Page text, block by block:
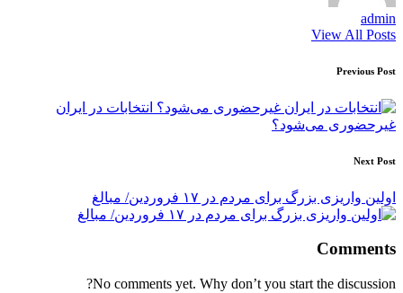
admin
View All Posts
Post
navigation
Previous Post
انتخابات در ایران
غیرحضوری می‌شود؟
Next Post
اولین واریزی بزرگ برای مردم در ۱۷ فروردین/ مبالغ
Comments
No comments yet. Why don’t you start the discussion?